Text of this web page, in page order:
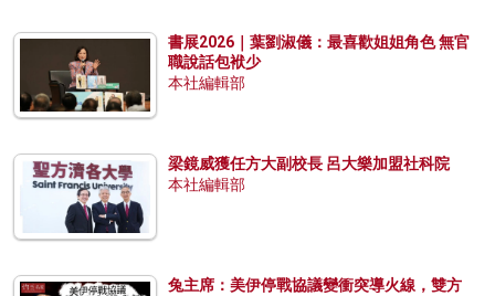
書展2026｜葉劉淑儀：最喜歡姐姐角色 無官
職說話包袱少
本社編輯部
梁鏡威獲任方大副校長 呂大樂加盟社科院
本社編輯部
兔主席：美伊停戰協議變衝突導火線，雙方